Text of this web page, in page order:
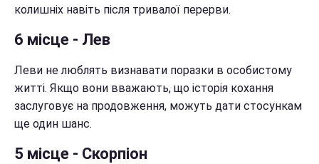
колишніх навіть після тривалої перерви.
6 місце - Лев
Леви не люблять визнавати поразки в особистому
житті. Якщо вони вважають, що історія кохання
заслуговує на продовження, можуть дати стосункам
ще один шанс.
5 місце - Скорпіон